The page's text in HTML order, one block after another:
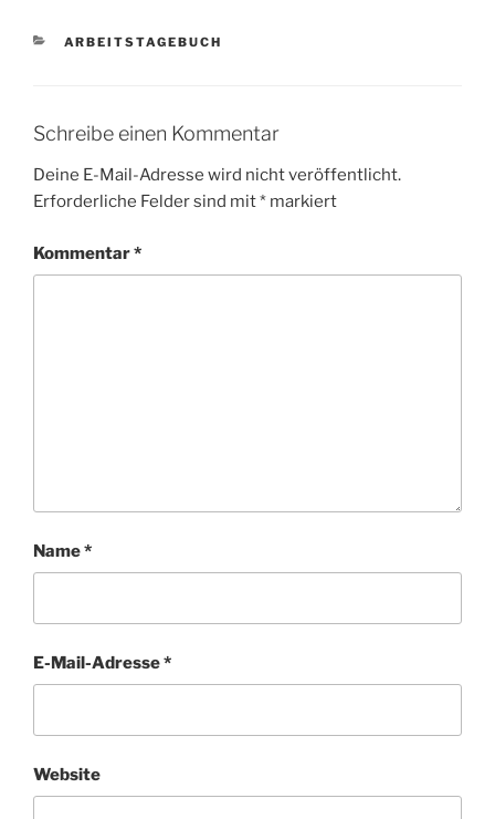
KATEGORIEN
ARBEITSTAGEBUCH
Schreibe einen Kommentar
Deine E-Mail-Adresse wird nicht veröffentlicht.
Erforderliche Felder sind mit* markiert
Kommentar*
Name*
E-Mail-Adresse*
Website